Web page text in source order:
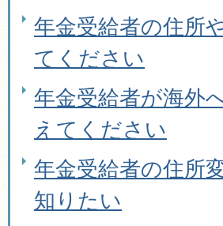
年金受給者の住所
てください
年金受給者が海外
えてください
年金受給者の住所
知りたい